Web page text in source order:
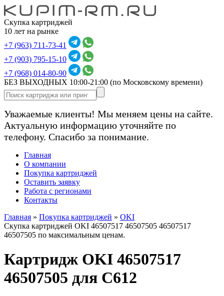
Скупка картриджей
10 лет на рынке
+7 (963) 711-73-41
+7 (903) 795-15-10
+7 (968) 014-80-90
БЕЗ ВЫХОДНЫХ 10:00-21:00 (по Московскому времени)
Уважаемые клиенты! Мы меняем цены на сайте.
Актуальную информацию уточняйте по
телефону. Спасибо за понимание.
Главная
О компании
Покупка картриджей
Оставить заявку
Работа с регионами
Контакты
Главная » Покупка картриджей » OKI
Скупка картриджей OKI 46507517 46507505 46507517
46507505 по максимальным ценам.
Картридж OKI 46507517
46507505 для C612